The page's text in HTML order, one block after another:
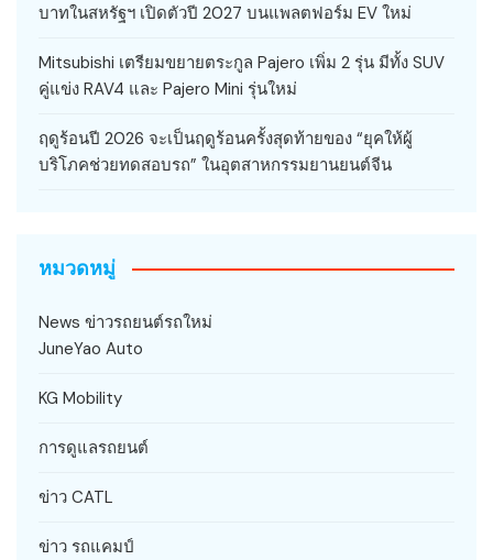
บาทในสหรัฐฯ เปิดตัวปี 2027 บนแพลตฟอร์ม EV ใหม่
Mitsubishi เตรียมขยายตระกูล Pajero เพิ่ม 2 รุ่น มีทั้ง SUV
คู่แข่ง RAV4 และ Pajero Mini รุ่นใหม่
ฤดูร้อนปี 2026 จะเป็นฤดูร้อนครั้งสุดท้ายของ “ยุคให้ผู้
บริโภคช่วยทดสอบรถ” ในอุตสาหกรรมยานยนต์จีน
หมวดหมู่
News ข่าวรถยนต์รถใหม่
JuneYao Auto
KG Mobility
การดูแลรถยนต์
ข่าว CATL
ข่าว รถแคมป์